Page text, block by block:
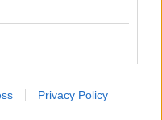
Privacy Policy
smala drinkglas,